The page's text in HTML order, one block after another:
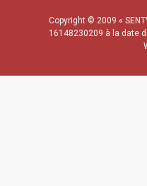
Copyright © 2009 «
16148230209 à la date